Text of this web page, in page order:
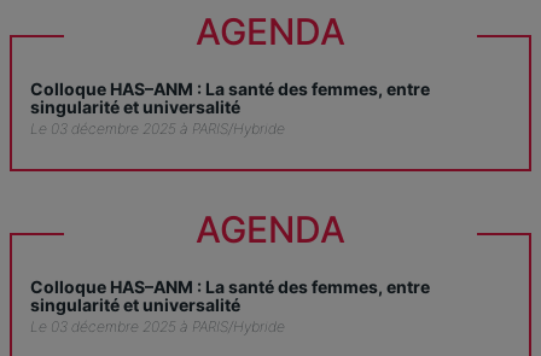
AGENDA
Colloque HAS–ANM : La santé des femmes, entre
singularité et universalité
Le 03 décembre 2025 à PARIS/Hybride
AGENDA
Colloque HAS–ANM : La santé des femmes, entre
singularité et universalité
Le 03 décembre 2025 à PARIS/Hybride